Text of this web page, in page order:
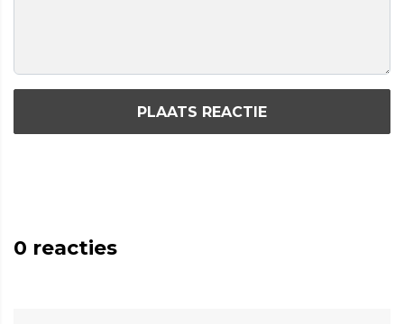
PLAATS REACTIE
0 reacties